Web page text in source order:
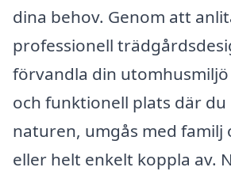
dina behov. Genom att
professionell
förvandla din
och funktionell plats där du
naturen, umgås med familj
eller helt enkelt koppla av.